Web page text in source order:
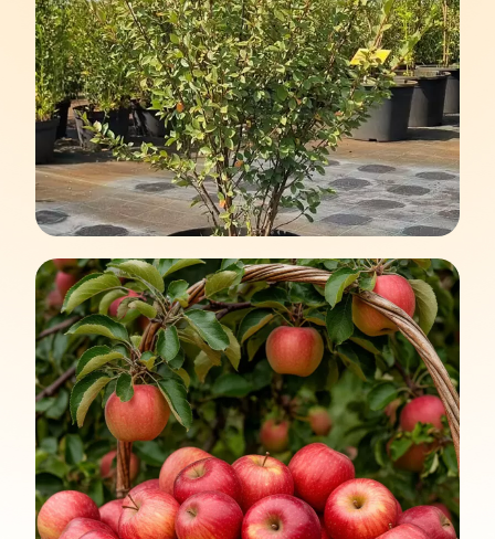
Акция: Скидка 50% на всю клубнику и
35% на растения в контейнерах